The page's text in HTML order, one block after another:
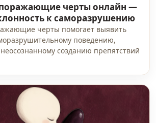
черты онлайн —
к саморазрушению
черты помогает выявить
поведению,
созданию препятствий